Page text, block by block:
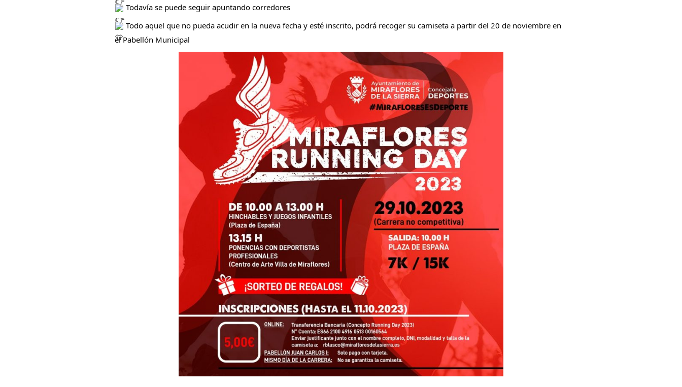
Todavía se puede seguir apuntando corredores
Todo aquel que no pueda acudir en la nueva fecha y esté inscrito, podrá recoger su camiseta a partir del 20 de noviembre en
el Pabellón Municipal